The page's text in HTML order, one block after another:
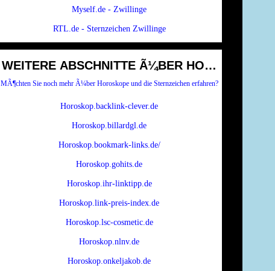
Myself.de - Zwillinge
RTL.de - Sternzeichen Zwillinge
WEITERE ABSCHNITTE Ã¼BER HOROSKOPE
MÃ¶chten Sie noch mehr Ã¼ber Horoskope und die Sternzeichen erfahren?
Horoskop.backlink-clever.de
Horoskop.billardgl.de
Horoskop.bookmark-links.de/
Horoskop.gohits.de
Horoskop.ihr-linktipp.de
Horoskop.link-preis-index.de
Horoskop.lsc-cosmetic.de
Horoskop.nlnv.de
Horoskop.onkeljakob.de